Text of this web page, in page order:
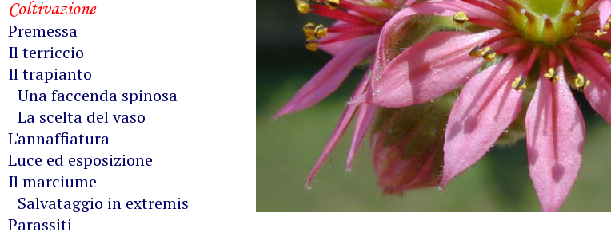
Coltivazione
Premessa
Il terriccio
Il trapianto
Una faccenda spinosa
La scelta del vaso
L'annaffiatura
Luce ed esposizione
Il marciume
Salvataggio in extremis
Parassiti